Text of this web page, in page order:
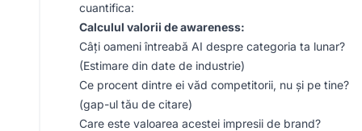
cuantifica:
Calculul valorii de awareness:
Câți oameni întreabă AI despre categoria ta lunar?
(Estimare din date de industrie)
Ce procent dintre ei văd competitorii, nu și pe tine?
(gap-ul tău de citare)
Care este valoarea acestei impresii de brand?